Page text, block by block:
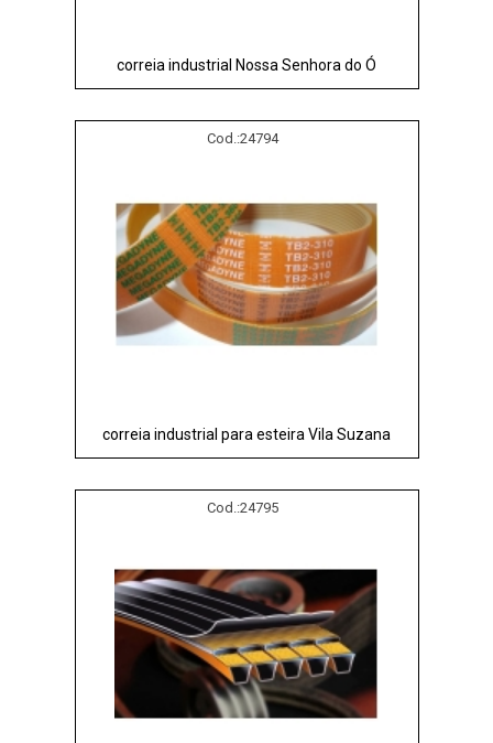
correia industrial Nossa Senhora do Ó
Cod.:24794
correia industrial para esteira Vila Suzana
Cod.:24795